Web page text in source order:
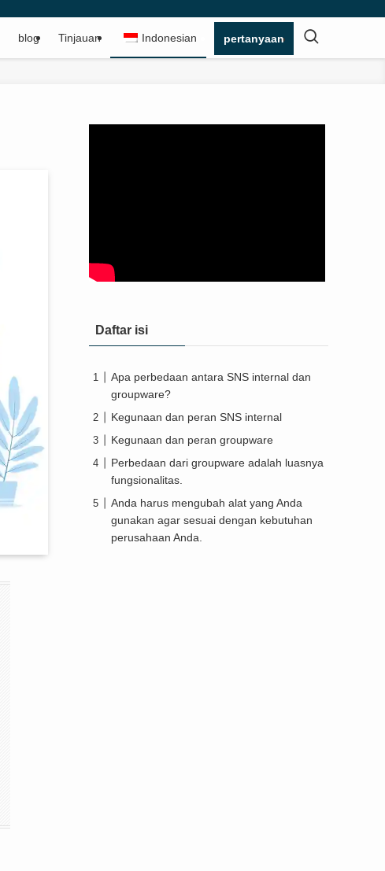
blog Tinjauan Indonesian pertanyaan
Daftar isi
Apa perbedaan antara SNS internal dan
groupware?
Kegunaan dan peran SNS internal
Kegunaan dan peran groupware
Perbedaan dari groupware adalah luasnya
fungsionalitas.
Anda harus mengubah alat yang Anda
gunakan agar sesuai dengan kebutuhan
perusahaan Anda.